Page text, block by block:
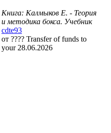
Книга: Калмыков Е. - Теория
и методика бокса. Учебник
cdte93
от ???? Transfer of funds to
your 28.06.2026